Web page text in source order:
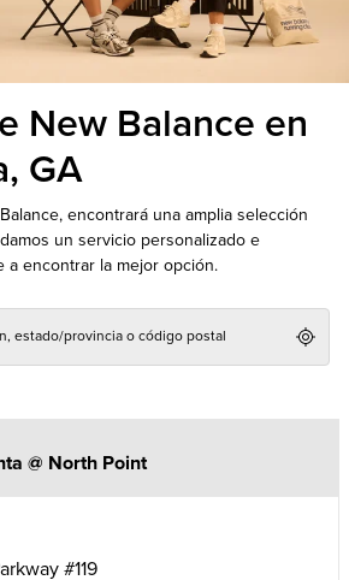
New Balance en
GA
encontrará una amplia selección
un servicio personalizado e
a encontrar la mejor opción.
@ North Point
#119